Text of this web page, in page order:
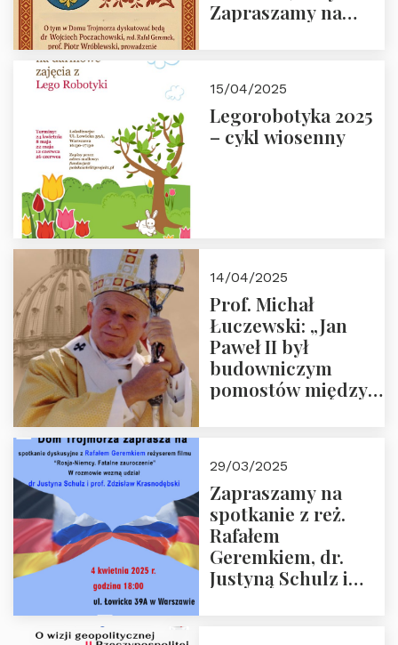
Zapraszamy na
Trójmorza.
15/04/2025
Legorobotyka 2025
– cykl wiosenny
14/04/2025
Prof. Michał
Łuczewski: „Jan
Paweł II był
budowniczym
pomostów między
29/03/2025
Zapraszamy na
spotkanie z reż.
Rafałem
Geremkiem, dr.
Justyną Schulz i